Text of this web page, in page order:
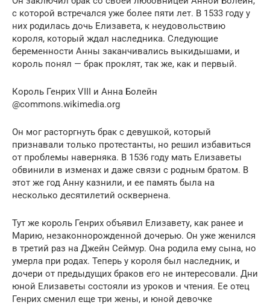
с которой встречался уже более пяти лет. В 1533 году у
них родилась дочь Елизавета, к неудовольствию
короля, который ждал наследника. Следующие
беременности Анны заканчивались выкидышами, и
король понял — брак проклят, так же, как и первый.
Король Генрих VIII и Анна Болейн
@commons.wikimedia.org
Он мог расторгнуть брак с девушкой, который
признавали только протестанты, но решил избавиться
от проблемы наверняка. В 1536 году мать Елизаветы
обвинили в изменах и даже связи с родным братом. В
этот же год Анну казнили, и ее память была на
несколько десятилетий осквернена.
Тут же король Генрих объявил Елизавету, как ранее и
Марию, незаконнорожденной дочерью. Он уже женился
в третий раз на Джейн Сеймур. Она родила ему сына, но
умерла при родах. Теперь у короля был наследник, и
дочери от предыдущих браков его не интересовали. Дни
юной Елизаветы состояли из уроков и чтения. Ее отец
Генрих сменил еще три жены, и юной девочке